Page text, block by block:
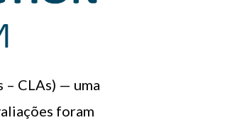
– CLAs) — uma
foram